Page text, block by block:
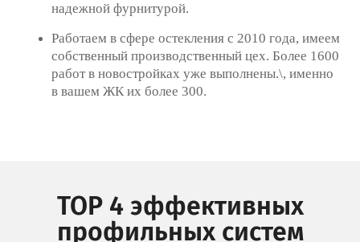
надежной фурнитурой.
Работаем в сфере остекления с 2010 года, имеем
собственный производственный цех. Более 1600
работ в новостройках уже выполнены.\, именно
в вашем ЖК их более 300.
TOP 4 эффективных
профильных систем